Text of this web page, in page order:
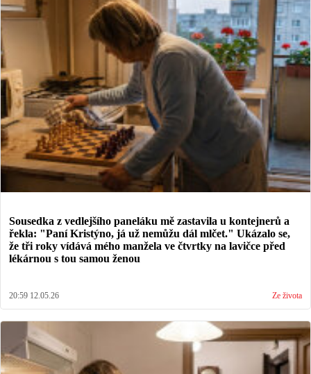
Sousedka z vedlejšího paneláku mě zastavila u kontejnerů a
řekla: "Paní Kristýno, já už nemůžu dál mlčet." Ukázalo se,
že tři roky vídává mého manžela ve čtvrtky na lavičce před
lékárnou s tou samou ženou
20:59 12.05.26 Ze života